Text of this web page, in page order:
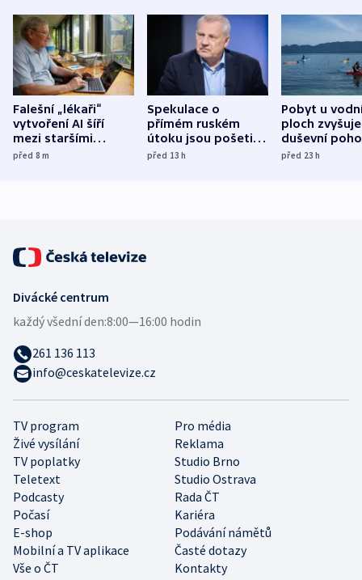
Falešní „lékaři“
vytvoření AI šíří
mezi staršími
Poláky nebezpečné
před 8m
Spekulace o
přímém ruském
útoku jsou pošetilé,
míní estonský
před 13h
Pobyt u
ploch zvyšuje
duševní
ukázala
před 23h
TV program
Pro média
Živé vysílání
Reklama
TV poplatky
Studio Brno
Teletext
Studio Ostrava
Podcasty
Rada ČT
Počasí
Kariéra
E-shop
Podávání námětů
Mobilní a TV aplikace
Časté dotazy
Vše o ČT
Kontakty
Divácké centrum
každý všední den:8:00—16:00 hodin
261 136 113
info@ceskatelevize.cz